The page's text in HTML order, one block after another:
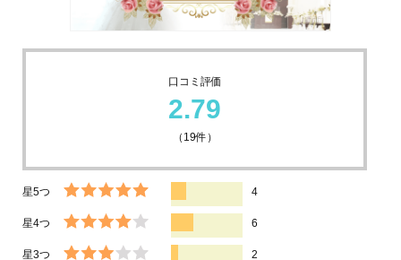
口コミ評価
2.79
（ 19件）
星5つ 4
星4つ 6
星3つ 2